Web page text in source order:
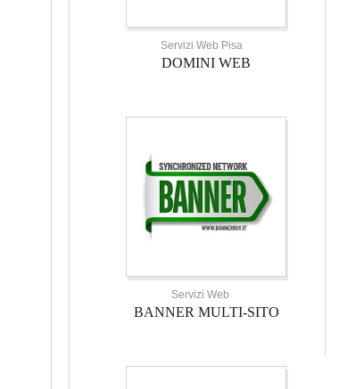
Servizi Web Pisa
DOMINI WEB
Servizi Web
BANNER MULTI-SITO